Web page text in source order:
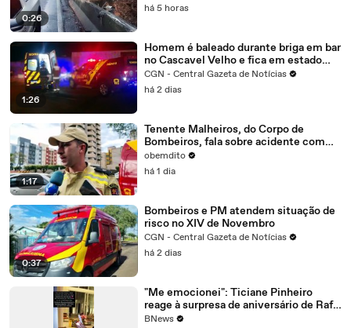
0:26
há 5 horas
1:26
Homem é baleado durante briga em bar
no Cascavel Velho e fica em estado
grave
CGN - Central Gazeta de Notícias
há 2 dias
1:17
Tenente Malheiros, do Corpo de
Bombeiros, fala sobre acidente com
vítima no Centro de Umuarama
obemdito
há 1 dia
0:37
Bombeiros e PM atendem situação de
risco no XIV de Novembro
CGN - Central Gazeta de Notícias
há 2 dias
"Me emocionei": Ticiane Pinheiro
reage à surpresa de aniversário de Rafa
Justus na casa do pai; assista
BNews